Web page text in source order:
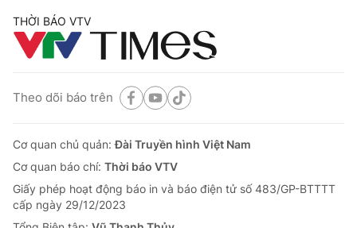
THỜI BÁO VTV
Theo dõi báo trên
Cơ quan chủ quản:Đài Truyền hình Việt Nam
Cơ quan báo chí: Thời báo VTV
Giấy phép hoạt động báo in và báo điện tử số 483/GP-BTTTT
cấp ngày 29/12/2023